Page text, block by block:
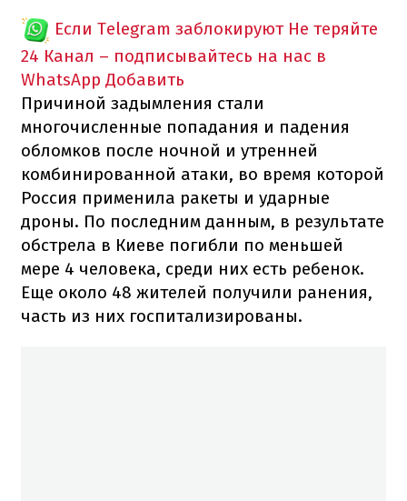
Если Telegram заблокируют Не теряйте
24 Канал – подписывайтесь на нас в
WhatsApp Добавить
Причиной задымления стали
многочисленные попадания и падения
обломков после ночной и утренней
комбинированной атаки, во время которой
Россия применила ракеты и ударные
дроны. По последним данным, в результате
обстрела в Киеве погибли по меньшей
мере 4 человека, среди них есть ребенок.
Еще около 48 жителей получили ранения,
часть из них госпитализированы.